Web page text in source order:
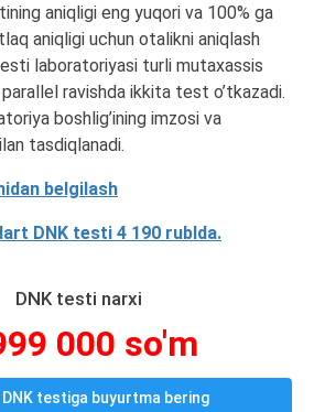
aniqligi eng yuqori va 100% ga
aniqligi uchun otalikni aniqlash
laboratoriyasi turli mutaxassis
ravishda ikkita test o’tkazadi.
boshlig’ining imzosi va
tasdiqlanadi.
belgilash
DNK testi 4 190 rublda.
DNK testi narxi
000 so'm
testiga buyurtma bering